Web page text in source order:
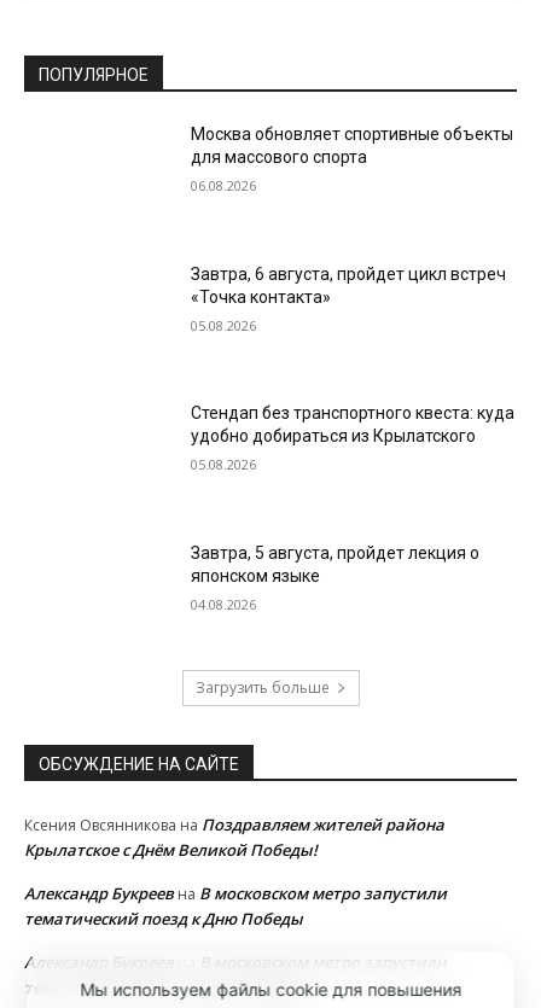
ПОПУЛЯРНОЕ
Москва обновляет спортивные объекты
для массового спорта
06.08.2026
Завтра, 6 августа, пройдет цикл встреч
«Точка контакта»
05.08.2026
Стендап без транспортного квеста: куда
удобно добираться из Крылатского
05.08.2026
Завтра, 5 августа, пройдет лекция о
японском языке
04.08.2026
Загрузить больше
ОБСУЖДЕНИЕ НА САЙТЕ
Ксения Овсянникова на Поздравляем жителей района
Крылатское с Днём Великой Победы!
Александр Букреевна В московском метро запустили
тематический поезд к Дню Победы
Александр Букреев
В московском метро запустили
тематический поезд к Дню Победы
Мы используем файлы cookie для повышения